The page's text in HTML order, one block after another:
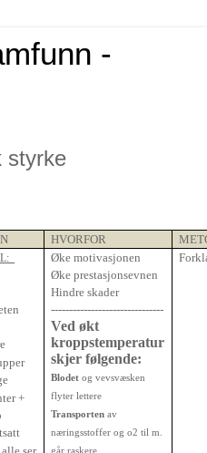
-
styrke
HVORFOR
+
Øke motivasjonen
Øke prestasjonsevnen
Hindre skader
-------------------------------
Ved økt
kroppstemperatur
skjer følgende:
Blodet og vevsvæsken
flyter lettere
Transportenav
næringsstoffer og o2 til m.
går raskere